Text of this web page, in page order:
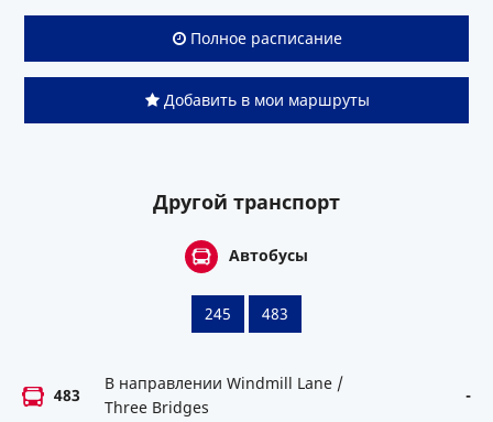
Полное расписание
Добавить в мои маршруты
Другой транспорт
Автобусы
245 483
483
В направлении Windmill Lane /
Three Bridges
-